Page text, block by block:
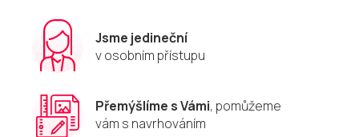
r
v
k
ý
p
Jsme jedineční
v osobním přístupu
Přemýšlíme s Vámi, pomůžeme
vám s navrhováním